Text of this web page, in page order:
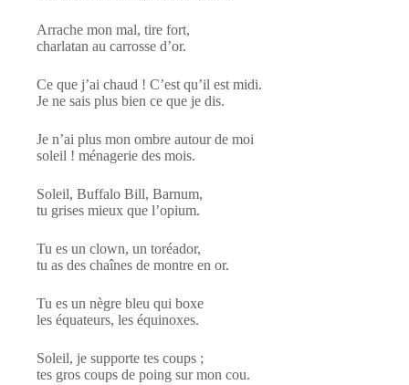
Arrache mon mal, tire fort,
charlatan au carrosse d’or.
Ce que j’ai chaud ! C’est qu’il est midi.
Je ne sais plus bien ce que je dis.
Je n’ai plus mon ombre autour de moi
soleil ! ménagerie des mois.
Soleil, Buffalo Bill, Barnum,
tu grises mieux que l’opium.
Tu es un clown, un toréador,
tu as des chaînes de montre en or.
Tu es un nègre bleu qui boxe
les équateurs, les équinoxes.
Soleil, je supporte tes coups ;
tes gros coups de poing sur mon cou.